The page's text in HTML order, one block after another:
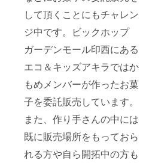
して頂くことにもチャレン
ジ中です。ビックホップ
ガーデンモール印西にある
エコ＆キッズアキラではか
もめメンバーが作ったお菓
子を委託販売しています。
また、作り手さんの中には
既に販売場所をもっておら
れる方や自ら開拓中の方も